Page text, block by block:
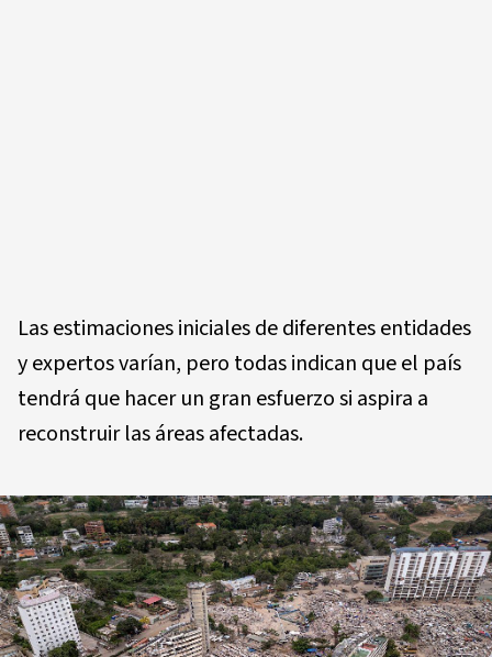
Las estimaciones iniciales de diferentes entidades
y expertos varían, pero todas indican que el país
tendrá que hacer un gran esfuerzo si aspira a
reconstruir las áreas afectadas.